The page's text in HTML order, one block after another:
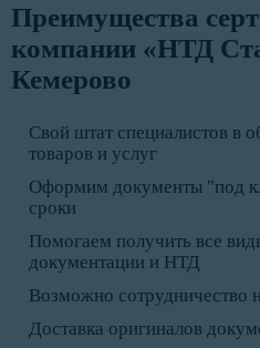
Преимущества
компании «НТД
Кемерово
Свой штат специалистов в
товаров и услуг
Оформим документы "под
сроки
Помогаем получить все
документации и НТД
Возможно сотрудничество
Доставка оригиналов